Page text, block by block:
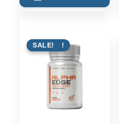
kr.126.00.
TILBUD !
SALE!